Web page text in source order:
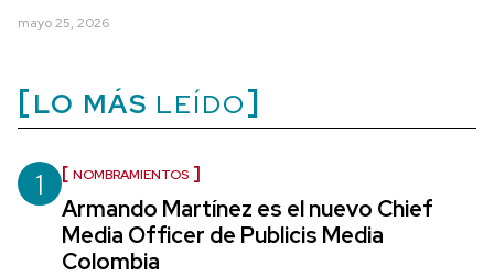
mayo 25, 2026
LO MÁS LEÍDO
1 NOMBRAMIENTOS
Armando Martínez es el nuevo Chief
Media Officer de Publicis Media
Colombia